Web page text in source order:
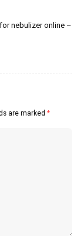
nebulizer online –
are marked *